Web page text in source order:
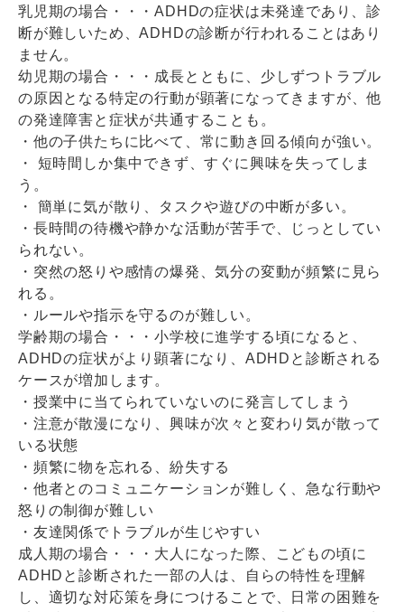
乳児期の場合・・・ADHDの症状は未発達であり、診
断が難しいため、ADHDの診断が行われることはあり
ません。
幼児期の場合・・・成長とともに、少しずつトラブル
の原因となる特定の行動が顕著になってきますが、他
の発達障害と症状が共通することも。
・他の子供たちに比べて、常に動き回る傾向が強い。
・ 短時間しか集中できず、すぐに興味を失ってしま
う。
・ 簡単に気が散り、タスクや遊びの中断が多い。
・長時間の待機や静かな活動が苦手で、じっとしてい
られない。
・突然の怒りや感情の爆発、気分の変動が頻繁に見ら
れる。
・ルールや指示を守るのが難しい。
学齢期の場合・・・小学校に進学する頃になると、
ADHDの症状がより顕著になり、ADHDと診断される
ケースが増加します。
・授業中に当てられていないのに発言してしまう
・注意が散漫になり、興味が次々と変わり気が散って
いる状態
・頻繁に物を忘れる、紛失する
・他者とのコミュニケーションが難しく、急な行動や
怒りの制御が難しい
・友達関係でトラブルが生じやすい
成人期の場合・・・大人になった際、こどもの頃に
ADHDと診断された一部の人は、自らの特性を理解
し、適切な対応策を身につけることで、日常の困難を